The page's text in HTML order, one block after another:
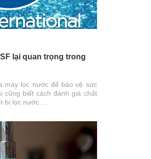
lại quan trọng trong
máy lọc nước để bảo vệ sức
cũng biết cách đánh giá chất
bị lọc nước. ...